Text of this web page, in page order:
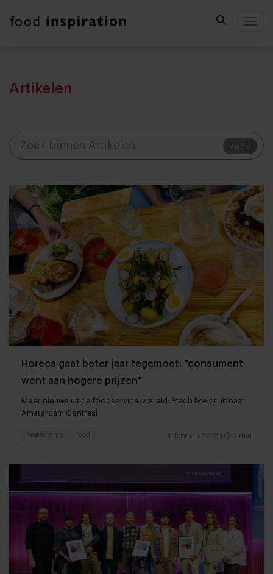
Artikelen
Zoek!
Horeca gaat beter jaar tegemoet: "consument
went aan hogere prijzen"
Meer nieuws uit de foodservice-wereld: Stach breidt uit naar
Amsterdam Centraal
11 februari 2025 3 min
Restaurants Food